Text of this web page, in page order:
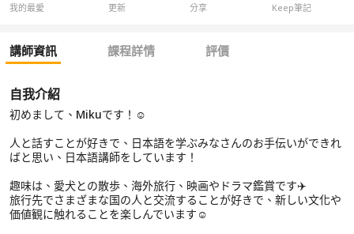
我的最愛 更新 分享 Keep筆記
講師資訊 課程詳情 評價
自我介紹
初めまして、Mikuです！☺️
人と話すことが好きで、日本語を学ぶみなさんのお手伝いができれ
ばと思い、日本語講師をしています！
趣味は、愛犬との散歩、海外旅行、映画やドラマ鑑賞です✈️
旅行先でさまざまな国の人と交流することが好きで、新しい文化や
価値観に触れることを楽しんでいます☺️